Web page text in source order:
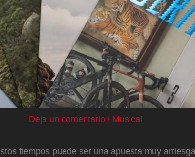
Deja un comentario / Musical
tiempos puede ser una apuesta muy